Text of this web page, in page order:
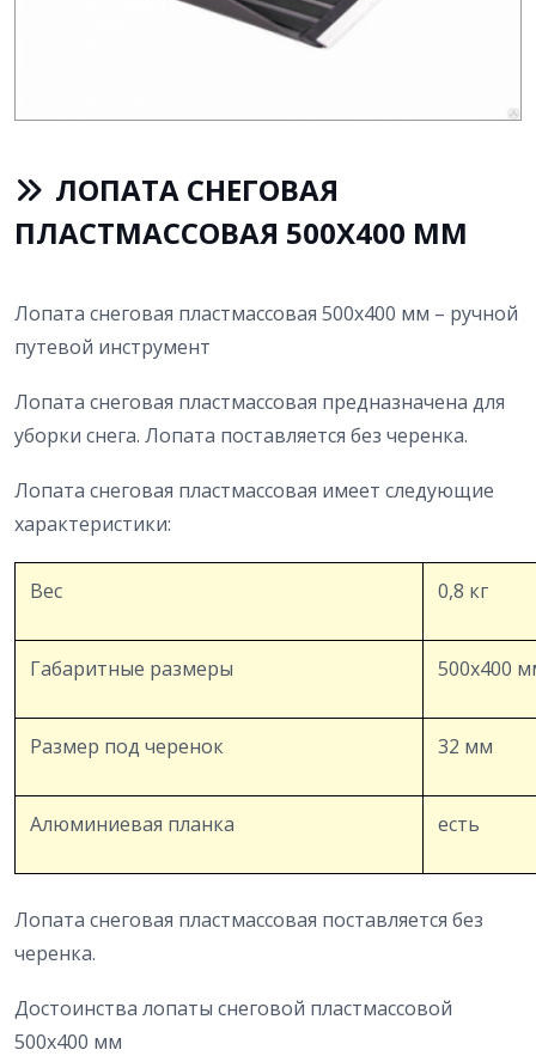
ЛОПАТА СНЕГОВАЯ
ПЛАСТМАССОВАЯ 500Х400 ММ
Лопата снеговая пластмассовая 500х400 мм – ручной
путевой инструмент
Лопата снеговая пластмассовая предназначена для
уборки снега. Лопата поставляется без черенка.
Лопата снеговая пластмассовая имеет следующие
характеристики:
Вес 0,8 кг
Габаритные размеры 500х400
Размер под черенок 32 мм
Алюминиевая планка есть
Лопата снеговая пластмассовая поставляется без
черенка.
Достоинства лопаты снеговой пластмассовой
500х400 мм